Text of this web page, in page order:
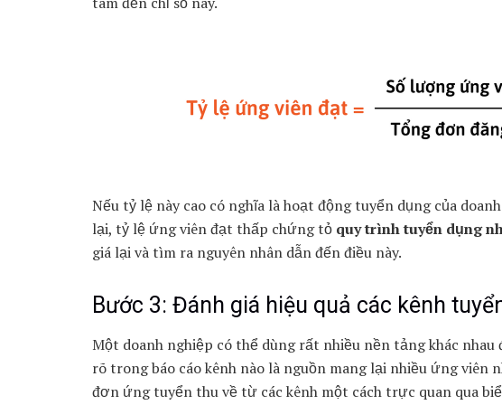
Nếu tỷ lệ này cao có nghĩa là hoạt động tuyển dụng của
lại, tỷ lệ ứng viên đạt thấp chứng tỏ quy trình tuyển dụng
giá lại và tìm ra nguyên nhân dẫn đến điều này.
Bước 3: Đánh giá hiệu quả các kênh
Một doanh nghiệp có thể dùng rất nhiều nền tảng khác
rõ trong báo cáo kênh nào là nguồn mang lại nhiều ứng viên
đơn ứng tuyển thu về từ các kênh một cách trực quan qua